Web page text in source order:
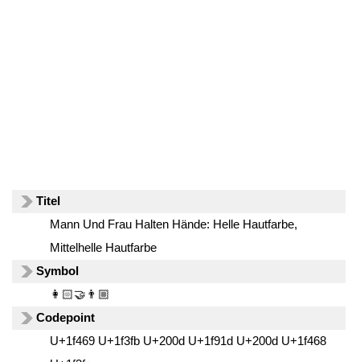
Titel
Mann Und Frau Halten Hände: Helle Hautfarbe,
Mittelhelle Hautfarbe
Symbol
👩🏻‍🤝‍👨🏼
Codepoint
U+1f469 U+1f3fb U+200d U+1f91d U+200d U+1f468